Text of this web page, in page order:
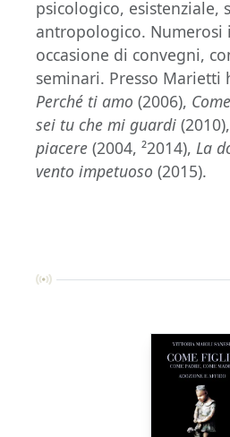
psicologico, esistenziale,
antropologico.
occasione di convegni,
seminari. Presso Marietti
Perché ti amo (2006),
sei tu che mi guardi (2010),
piacere (2004, ²2014), La
vento impetuoso (2015).